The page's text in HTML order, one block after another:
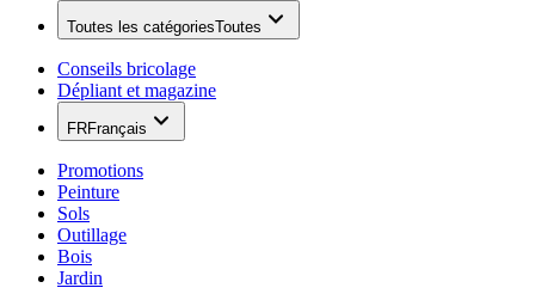
Toutes les catégoriesToutes
Conseils bricolage
Dépliant et magazine
FRFrançais
Promotions
Peinture
Sols
Outillage
Bois
Jardin